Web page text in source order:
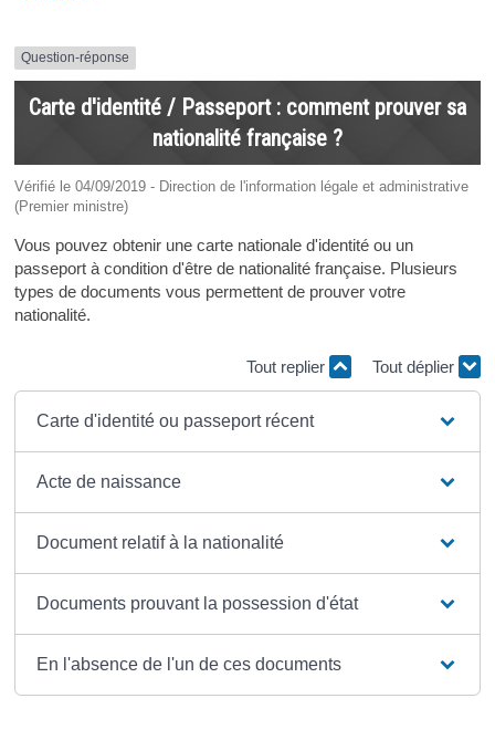
Question-réponse
Carte d'identité / Passeport : comment prouver sa
nationalité française ?
Vérifié le 04/09/2019 - Direction de l'information légale et administrative
(Premier ministre)
Vous pouvez obtenir une carte nationale d'identité ou un
passeport à condition d'être de nationalité française. Plusieurs
types de documents vous permettent de prouver votre
nationalité.
Tout replier Tout déplier
Carte d'identité ou passeport récent
Acte de naissance
Document relatif à la nationalité
Documents prouvant la possession d'état
En l'absence de l'un de ces documents